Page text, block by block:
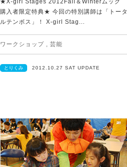
★X-girl Stages 2012Fall＆Winterムック
購入者限定特典★ 今回の特別講師は「トータ
ルテンボス」！ X-girl Stag...
ワークショップ , 芸能
とりくみ 2012.10.27 SAT UPDATE